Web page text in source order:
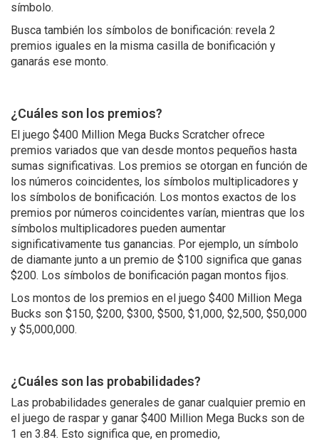
símbolo.
Busca también los símbolos de bonificación: revela 2
premios iguales en la misma casilla de bonificación y
ganarás ese monto.
¿Cuáles son los premios?
El juego $400 Million Mega Bucks Scratcher ofrece
premios variados que van desde montos pequeños hasta
sumas significativas. Los premios se otorgan en función de
los números coincidentes, los símbolos multiplicadores y
los símbolos de bonificación. Los montos exactos de los
premios por números coincidentes varían, mientras que los
símbolos multiplicadores pueden aumentar
significativamente tus ganancias. Por ejemplo, un símbolo
de diamante junto a un premio de $100 significa que ganas
$200. Los símbolos de bonificación pagan montos fijos.
Los montos de los premios en el juego $400 Million Mega
Bucks son $150, $200, $300, $500, $1,000, $2,500, $50,000
y $5,000,000.
¿Cuáles son las probabilidades?
Las probabilidades generales de ganar cualquier premio en
el juego de raspar y ganar $400 Million Mega Bucks son de
1 en 3.84. Esto significa que, en promedio,